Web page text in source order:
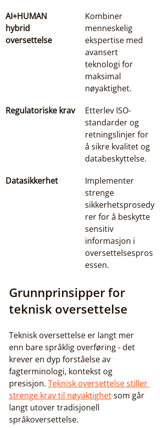
AI+HUMAN
hybrid
oversettelse
Kombiner
menneskelig
ekspertise med
avansert
teknologi for
maksimal
nøyaktighet.
Regulatoriske krav
Etterlev ISO-
standarder og
retningslinjer for
å sikre kvalitet og
databeskyttelse.
Datasikkerhet
Implementer
strenge
sikkerhetsprosedy
rer for å beskytte
sensitiv
informasjon i
oversettelsespros
essen.
Grunnprinsipper for
teknisk oversettelse
Teknisk oversettelse er langt mer
enn bare språklig overføring - det
krever en dyp forståelse av
fagterminologi, kontekst og
presisjon. Teknisk oversettelse stiller
strenge krav til nøyaktighet som går
langt utover tradisjonell
språkoversettelse.